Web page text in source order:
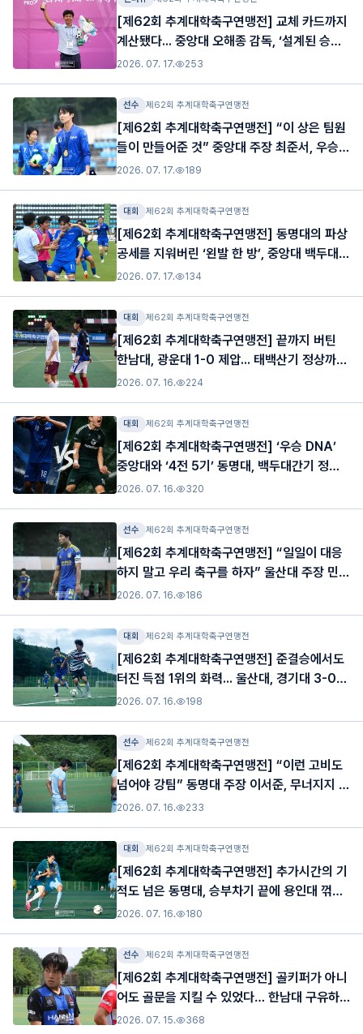
[제62회 추계대학축구연맹전] 교체 카드까지
계산됐다... 중앙대 오해종 감독, ‘설계된 승
리’로 백두대간기 제패
2026. 07. 17. 253
선수 제62회 추계대학축구연맹전
[제62회 추계대학축구연맹전] “이 상은 팀원
들이 만들어준 것” 중앙대 주장 최준서, 우승과
최우수선수상 모두 품었다
2026. 07. 17. 189
대회 제62회 추계대학축구연맹전
[제62회 추계대학축구연맹전] 동명대의 파상
공세를 지워버린 ‘왼발 한 방’, 중앙대 백두대간
기 우승
2026. 07. 17. 134
대회 제62회 추계대학축구연맹전
[제62회 추계대학축구연맹전] 끝까지 버틴
한남대, 광운대 1-0 제압... 태백산기 정상까지
한 걸음
2026. 07. 16. 224
대회 제62회 추계대학축구연맹전
[제62회 추계대학축구연맹전] ‘우승 DNA’
중앙대와 ‘4전 5기’ 동명대, 백두대간기 정상
에서 만나다
2026. 07. 16. 320
선수 제62회 추계대학축구연맹전
[제62회 추계대학축구연맹전] “일일이 대응
하지 말고 우리 축구를 하자” 울산대 주장 민시
영, 공수의 중심에서 결승행 이끌다
2026. 07. 16. 186
대회 제62회 추계대학축구연맹전
[제62회 추계대학축구연맹전] 준결승에서도
터진 득점 1위의 화력... 울산대, 경기대 3-0
제압하고 결승행
2026. 07. 16. 198
선수 제62회 추계대학축구연맹전
[제62회 추계대학축구연맹전] “이런 고비도
넘어야 강팀” 동명대 주장 이서준, 무너지지 않
은 동명의 중심
2026. 07. 16. 233
대회 제62회 추계대학축구연맹전
[제62회 추계대학축구연맹전] 추가시간의 기
적도 넘은 동명대, 승부차기 끝에 용인대 꺾고
결승 진출
2026. 07. 16. 180
선수 제62회 추계대학축구연맹전
[제62회 추계대학축구연맹전] 골키퍼가 아니
어도 골문을 지킬 수 있었다… 한남대 구유하
가 증명한 ‘믿음’
2026. 07. 15. 368